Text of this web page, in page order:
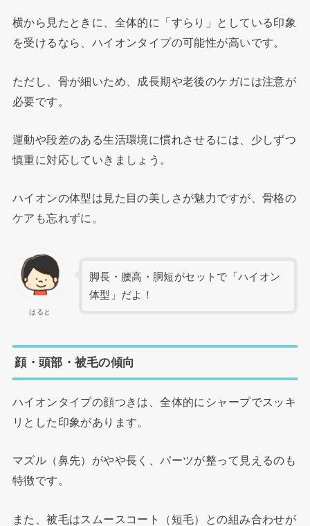
横から見たときに、全体的に「すらり」としている印象
を受けるなら、ハイオンタイプの可能性が高いです。
ただし、骨が細いため、成長期や老後のケガには注意が
必要です。
運動や段差のある生活環境に慣れさせるには、少しずつ
慎重に対応していきましょう。
ハイオンの体型は見た目の美しさが魅力ですが、骨格の
ケアも忘れずに。
はると
脚長・腰高・胴短がセットで「ハイオン
体型」だよ！
顔・頭部・被毛の傾向
ハイオンタイプの顔つきは、全体的にシャープでスッキ
リとした印象があります。
マズル（鼻先）がやや長く、パーツが整って見えるのも
特徴です。
また、被毛はスムースコート（短毛）との組み合わせが